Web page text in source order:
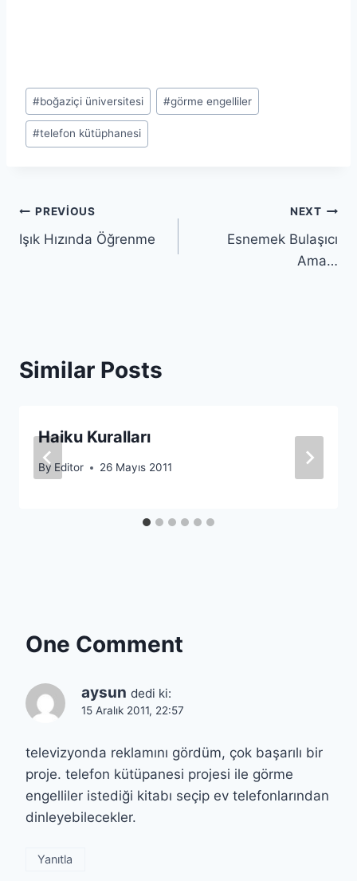
Post
Tags:
#boğaziçi üniversitesi #görme engelliler
#telefon kütüphanesi
Yazı
gezinmesi
PREVIOUS
Işık Hızında Öğrenme
NEXT
Esnemek Bulaşıcı
Ama…
Similar Posts
Haiku Kuralları
By Editor 26 Mayıs 2011
One Comment
aysun dedi ki:
15 Aralık 2011, 22:57
televizyonda reklamını gördüm, çok başarılı bir
proje. telefon kütüpanesi projesi ile görme
engelliler istediği kitabı seçip ev telefonlarından
dinleyebilecekler.
Yanıtla